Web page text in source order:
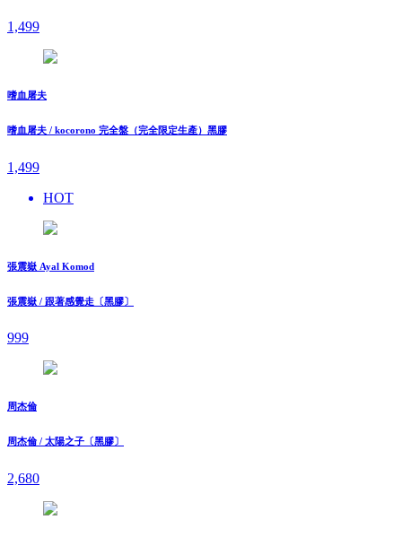
1,499
嗜血屠夫
嗜血屠夫 / kocorono 完全盤（完全限定生產）黑膠
1,499
HOT
張震嶽 Ayal Komod
張震嶽 / 跟著感覺走〔黑膠〕
999
周杰倫
周杰倫 / 太陽之子〔黑膠〕
2,680